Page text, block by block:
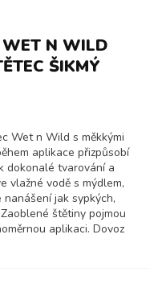
WET N WILD
ŠIKMÝ
Wet n Wild s měkkými
aplikace přizpůsobí
dokonalé tvarování a
vlažné vodě s mýdlem,
jak sypkých,
štětiny pojmou
aplikaci. Dovoz